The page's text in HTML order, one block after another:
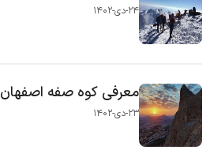
۲۴-دی-۱۴۰۲
معرفی کوه صفه اصفهان
۲۳-دی-۱۴۰۲